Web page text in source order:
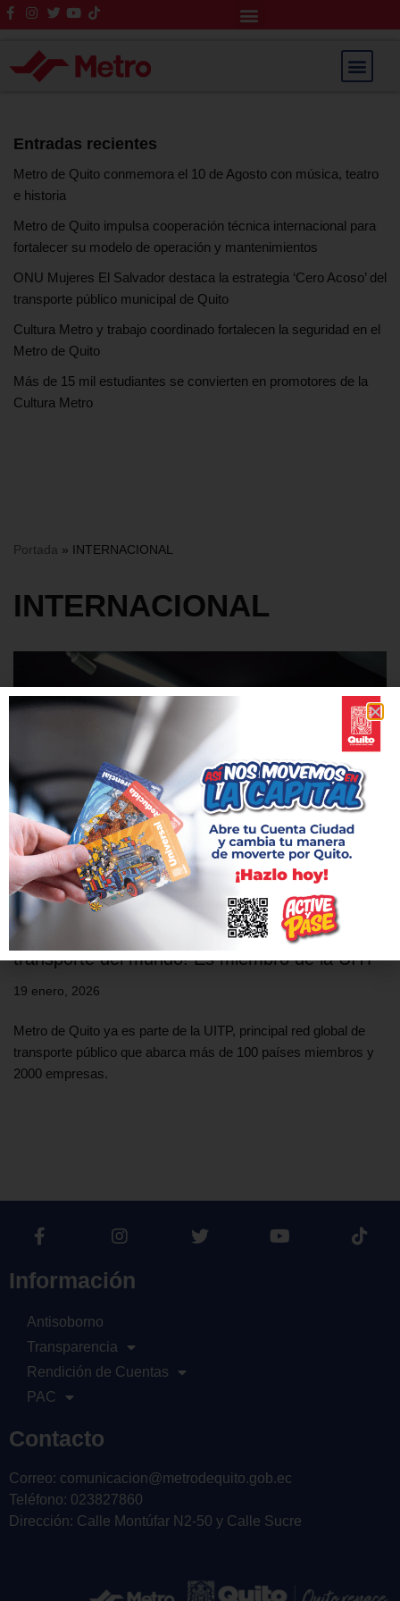
Saltar
al
Entradas recientes
Metro de Quito conmemora el 10 de Agosto con música, teatro
e historia
Metro de Quito impulsa cooperación técnica internacional para
fortalecer su modelo de operación y mantenimientos
ONU Mujeres El Salvador destaca la estrategia ‘Cero Acoso’ del
transporte público municipal de Quito
Cultura Metro y trabajo coordinado fortalecen la seguridad en el
Metro de Quito
Más de 15 mil estudiantes se convierten en promotores de la
Cultura Metro
Portada » INTERNACIONAL
INTERNACIONAL
¡Metro de Quito en las grandes ligas del
transporte del mundo! Es miembro de la UITP
19 enero, 2026
Metro de Quito ya es parte de la UITP, principal red global de
transporte público que abarca más de 100 países miembros y
2000 empresas.
Información
Antisoborno
Transparencia
Rendición de Cuentas
PAC
Contacto
Correo: comunicacion@metrodequito.gob.ec
Teléfono: 023827860
Dirección: Calle Montúfar N2-50 y Calle Sucre